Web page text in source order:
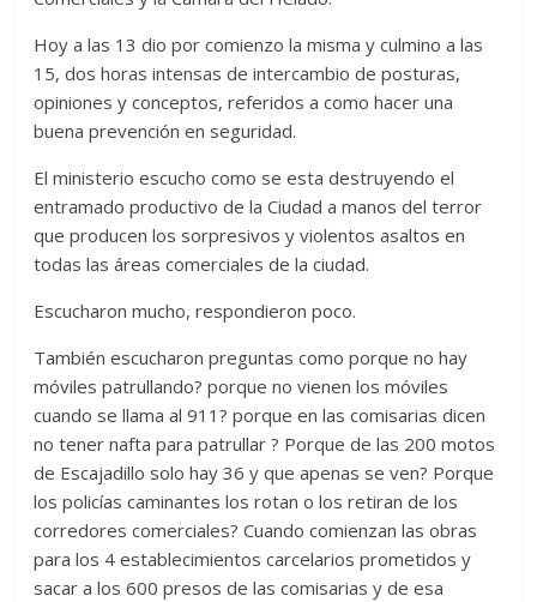
Hoy a las 13 dio por comienzo la misma y culmino a las
15, dos horas intensas de intercambio de posturas,
opiniones y conceptos, referidos a como hacer una
buena prevención en seguridad.
El ministerio escucho como se esta destruyendo el
entramado productivo de la Ciudad a manos del terror
que producen los sorpresivos y violentos asaltos en
todas las áreas comerciales de la ciudad.
Escucharon mucho, respondieron poco.
También escucharon preguntas como porque no hay
móviles patrullando? porque no vienen los móviles
cuando se llama al 911? porque en las comisarias dicen
no tener nafta para patrullar ? Porque de las 200 motos
de Escajadillo solo hay 36 y que apenas se ven? Porque
los policías caminantes los rotan o los retiran de los
corredores comerciales? Cuando comienzan las obras
para los 4 establecimientos carcelarios prometidos y
sacar a los 600 presos de las comisarias y de esa